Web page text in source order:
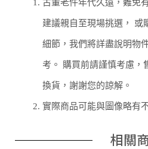
1. 古董老件年代久遠，難免
建議親自至現場挑選， 或
細節，我們將詳盡說明物
考。 購買前請謹慎考慮，
換貨，謝謝您的諒解。
2. 實際商品可能與圖像略有
相關